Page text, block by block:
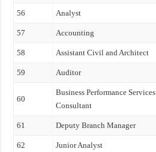
56 Analyst
57 Accounting
58 Assistant Civil and Architect
59 Auditor
60
Business Performance Services
Consultant
61 Deputy Branch Manager
62 Junior Analyst